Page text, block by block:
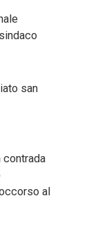
san
contrada
al